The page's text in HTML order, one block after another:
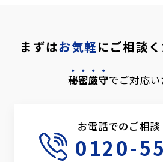
まずはお気軽にご相談
秘密厳守でご対応
お電話でのご相談
0120-